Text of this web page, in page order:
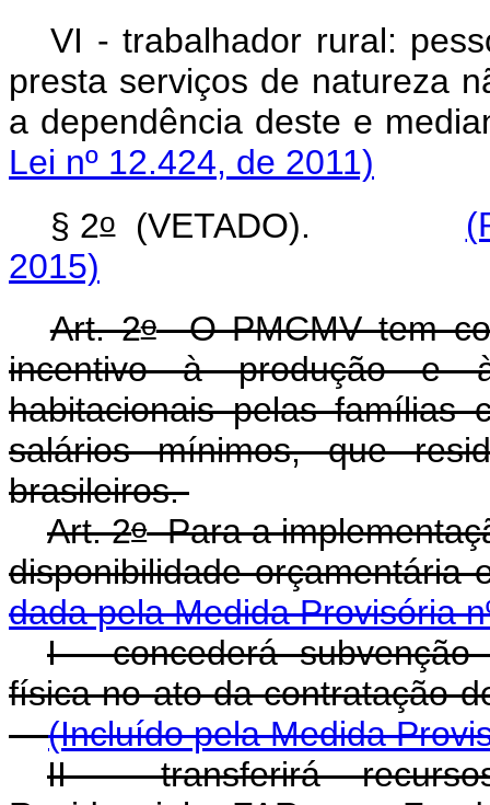
VI - trabalhador rural:
presta serviços de natureza
a dependência deste
Lei nº 12.424, de 2011)
§ 2o(VETADO).
2015)
Art. 2oO PMCMV tem
incentivo à produção e
habitacionais pelas
salários mínimos, que
brasileiros.
Art. 2oPara a
disponibilidade orçamentária
dada pela Medida Provisória
I - concederá subvenção
física no ato da contratação
(Incluído pela Medida
II - transferirá